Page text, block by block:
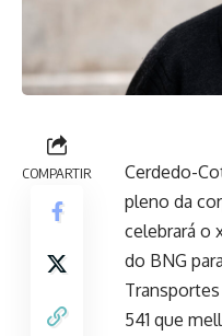
COMPARTIR
Cerdedo-
pleno da
celebrará o
do BNG
541 que